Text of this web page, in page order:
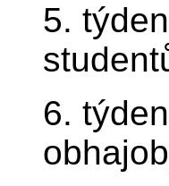
5.
6.